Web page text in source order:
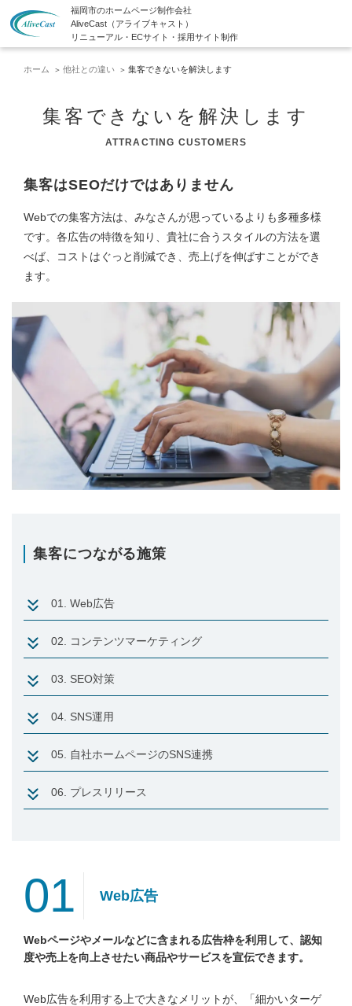
福岡市のホームページ制作会社
AliveCast（アライブキャスト）
リニューアル・ECサイト・採用サイト制作
ホーム 他社との違い 集客できないを解決します
集客できないを解決します
ATTRACTING CUSTOMERS
集客はSEOだけではありません
Webでの集客方法は、みなさんが思っているよりも多種多様
です。各広告の特徴を知り、貴社に合うスタイルの方法を選
べば、コストはぐっと削減でき、売上げを伸ばすことができ
ます。
集客につながる施策
01. Web広告
02. コンテンツマーケティング
03. SEO対策
04. SNS運用
05. 自社ホームページのSNS連携
06. プレスリリース
01 Web広告
Webページやメールなどに含まれる広告枠を利用して、認知
度や売上を向上させたい商品やサービスを宣伝できます。
Web広告を利用する上で大きなメリットが、「細かいターゲ